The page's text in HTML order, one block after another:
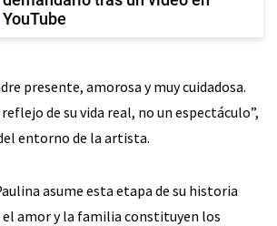
YouTube
presente, amorosa y muy cuidadosa.
de su vida real, no un espectáculo”,
entorno de la artista.
asume esta etapa de su historia
el amor y la familia constituyen los